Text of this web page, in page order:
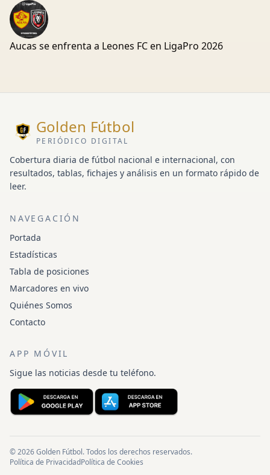
Aucas se enfrenta a Leones FC en LigaPro 2026
Golden Fútbol
PERIÓDICO DIGITAL
Cobertura diaria de fútbol nacional e internacional, con
resultados, tablas, fichajes y análisis en un formato rápido de
leer.
NAVEGACIÓN
Portada
Estadísticas
Tabla de posiciones
Marcadores en vivo
Quiénes Somos
Contacto
APP MÓVIL
Sigue las noticias desde tu teléfono.
© 2026 Golden Fútbol. Todos los derechos reservados.
Política de PrivacidadPolítica de Cookies